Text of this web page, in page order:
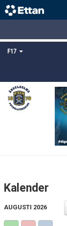
F17
HEM
NYHETER
Kalender
AUGUSTI 2026